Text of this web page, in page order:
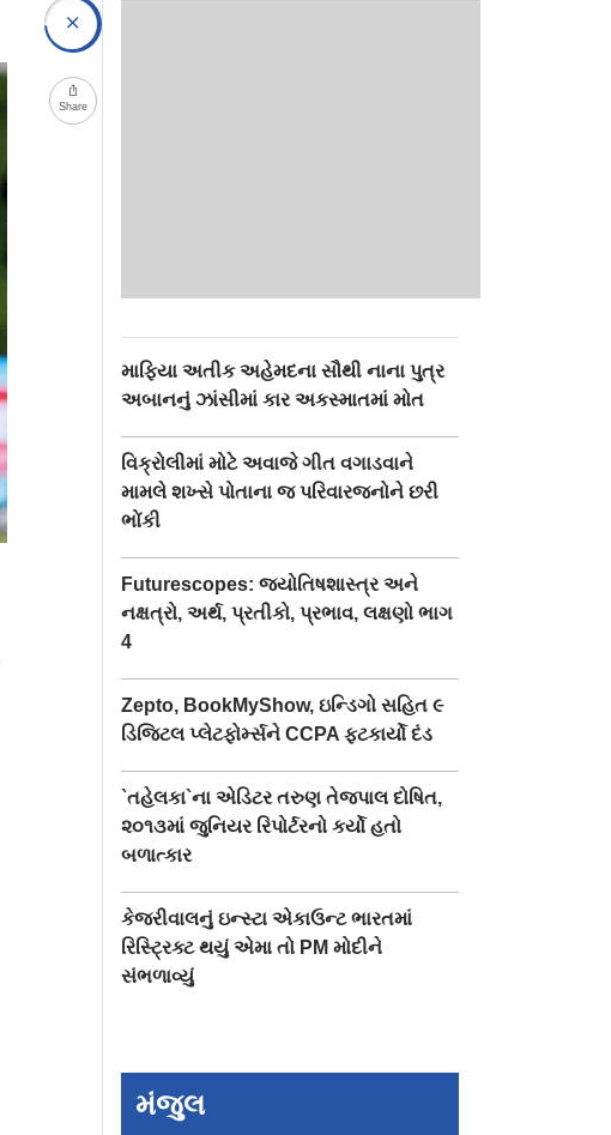
Share
માફિયા અતીક અહેમદના સૌથી નાના પુત્ર
અબાનનું ઝાંસીમાં કાર અકસ્માતમાં મોત
વિક્રોલીમાં મોટે અવાજે ગીત વગાડવાને
મામલે શખ્સે પોતાના જ પરિવારજનોને છરી
ભોંકી
Futurescopes: જ્યોતિષશાસ્ત્ર અને
નક્ષત્રો, અર્થ, પ્રતીકો, પ્રભાવ, લક્ષણો ભાગ
4
Zepto, BookMyShow, ઇન્ડિગો સહિત ૯
ડિજિટલ પ્લેટફોર્મ્સને CCPA ફટકાર્યો દંડ
`તહેલકા`ના એડિટર તરુણ તેજપાલ દોષિત,
૨૦૧૩માં જુનિયર રિપોર્ટરનો કર્યો હતો
બળાત્કાર
કેજરીવાલનું ઇન્સ્ટા એકાઉન્ટ ભારતમાં
રિસ્ટ્રિક્ટ થયું એમા તો PM મોદીને
સંભળાવ્યું
મંજુલ